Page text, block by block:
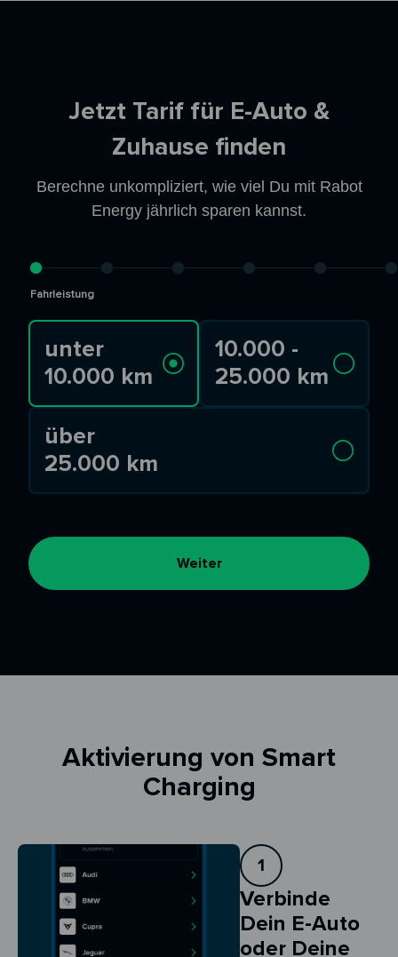
Jetzt Tarif für E-Auto &
Zuhause finden
Berechne unkompliziert, wie viel Du mit Rabot
Energy jährlich sparen kannst.
Fahrleistung
unter
10.000 km
10.000 -
25.000 km
über
25.000 km
Weiter
Aktivierung von Smart
Charging
1
Verbinde
Dein E-Auto
oder Deine